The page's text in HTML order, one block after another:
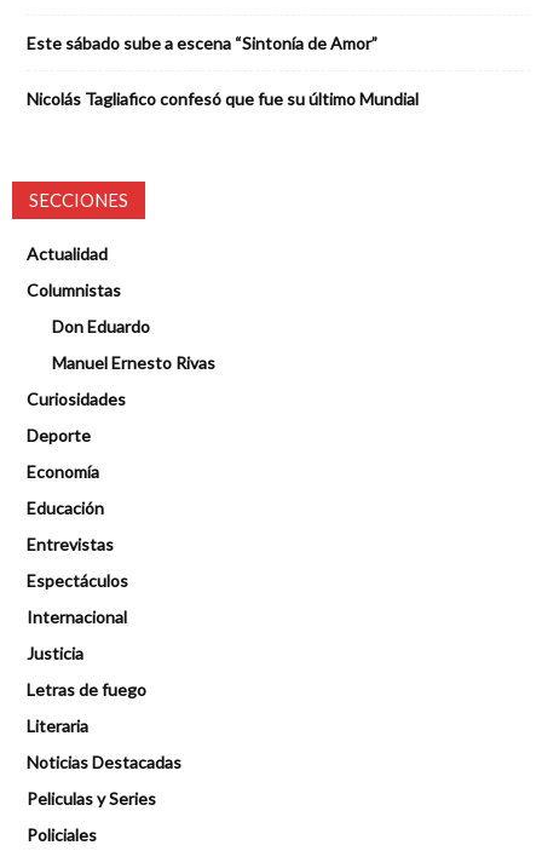
Este sábado sube a escena “Sintonía de Amor”
Nicolás Tagliafico confesó que fue su último Mundial
SECCIONES
Actualidad
Columnistas
Don Eduardo
Manuel Ernesto Rivas
Curiosidades
Deporte
Economía
Educación
Entrevistas
Espectáculos
Internacional
Justicia
Letras de fuego
Literaria
Noticias Destacadas
Peliculas y Series
Policiales